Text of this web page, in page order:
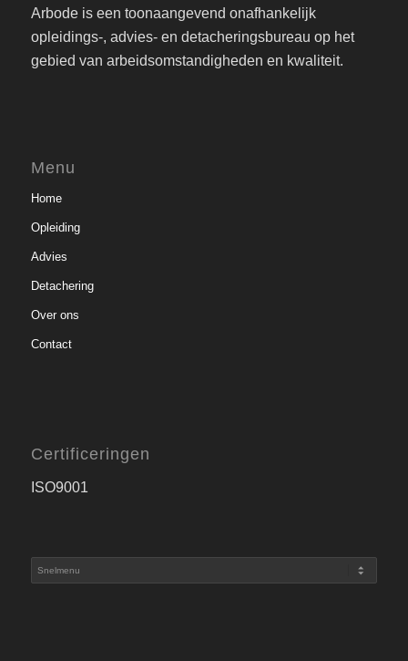
Arbode is een toonaangevend onafhankelijk
opleidings-, advies- en detacheringsbureau op het
gebied van arbeidsomstandigheden en kwaliteit.
Menu
Home
Opleiding
Advies
Detachering
Over ons
Contact
Certificeringen
ISO9001